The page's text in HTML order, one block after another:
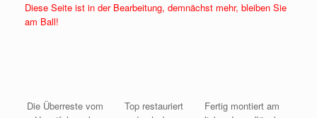
Diese Seite ist in der Bearbeitung, demnächst mehr, bleiben Sie
am Ball!
Die Überreste vom
Top restauriert
Fertig montiert am